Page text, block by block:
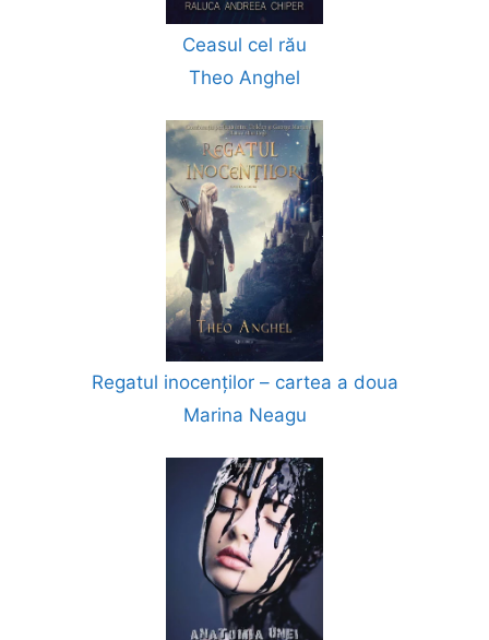
Ceasul cel rău
Theo Anghel
Regatul inocenților – cartea a doua
Marina Neagu